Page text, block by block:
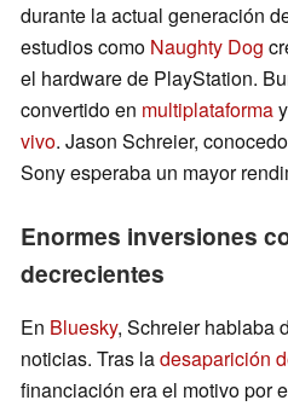
durante la actual generación
estudios como Naughty Dog
el hardware de PlayStation.
convertido en multiplataformay
vivo. Jason Schreier,
Sony esperaba un mayor
Enormes inversiones
decrecientes
En Bluesky, Schreier hablaba
noticias. Tras ladesaparición
financiación era el motivo por